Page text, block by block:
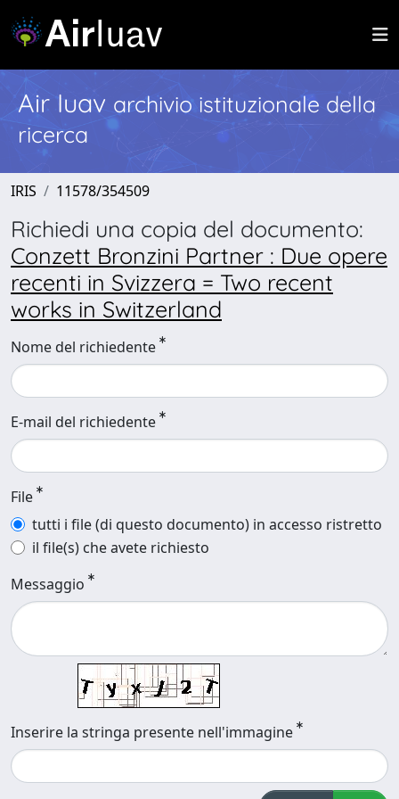
Air Iuav archivio istituzionale della
ricerca
IRIS 11578/354509
Richiedi una copia del documento:
Conzett Bronzini Partner : Due opere
recenti in Svizzera = Two recent
works in Switzerland
Nome del richiedente
E-mail del richiedente
File
tutti i file (di questo documento) in accesso ristretto
il file(s) che avete richiesto
Messaggio
Inserire la stringa presente nell'immagine